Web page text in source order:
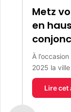
Metz
en
À
2025 la
Lire cet